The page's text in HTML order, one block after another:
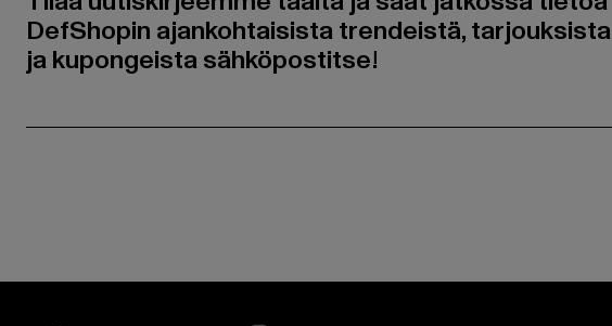
DefShopin ajankohtaisista trendeistä, tarjouksista
ja kupongeista sähköpostitse!